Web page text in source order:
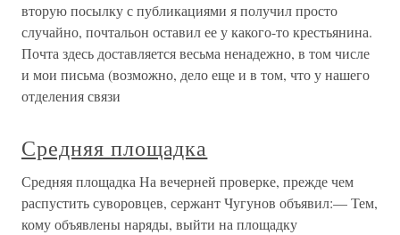
вторую посылку с публикациями я получил просто
случайно, почтальон оставил ее у какого-то крестьянина.
Почта здесь доставляется весьма ненадежно, в том числе
и мои письма (возможно, дело еще и в том, что у нашего
отделения связи
Средняя площадка
Средняя площадка На вечерней проверке, прежде чем
распустить суворовцев, сержант Чугунов объявил:— Тем,
кому объявлены наряды, выйти на площадку